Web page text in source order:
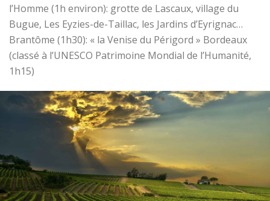
l’Homme (1h environ): grotte de Lascaux, village du
Bugue, Les Eyzies-de-Taillac, les Jardins d’Eyrignac…
Brantôme (1h30): « la Venise du Périgord » Bordeaux
(classé à l’UNESCO Patrimoine Mondial de l’Humanité,
1h15)